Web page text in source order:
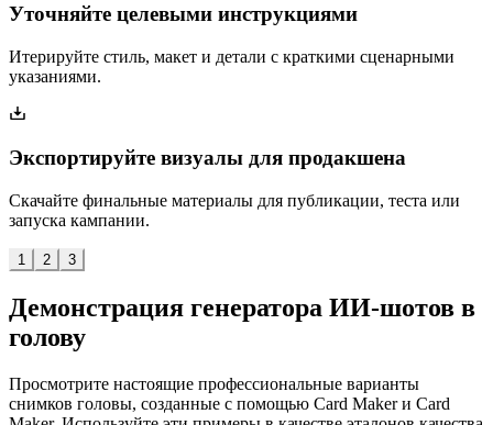
Уточняйте целевыми инструкциями
Итерируйте стиль, макет и детали с краткими сценарными
указаниями.
Экспортируйте визуалы для продакшена
Скачайте финальные материалы для публикации, теста или
запуска кампании.
1 2 3
Демонстрация генератора ИИ-шотов в
голову
Просмотрите настоящие профессиональные варианты
снимков головы, созданные с помощью Card Maker и Card